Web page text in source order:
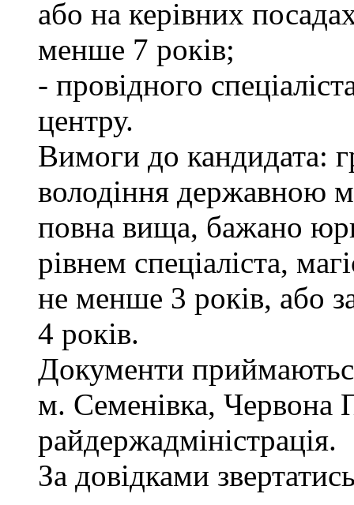
або на керівних
менше 7 років;
- провідного
центру.
Вимоги до кандидата:
володіння державною
повна вища, бажано
рівнем спеціаліста,
не менше 3 років, або
4 років.
Документи
м. Семенівка,
райдержадміністрація.
За довідками